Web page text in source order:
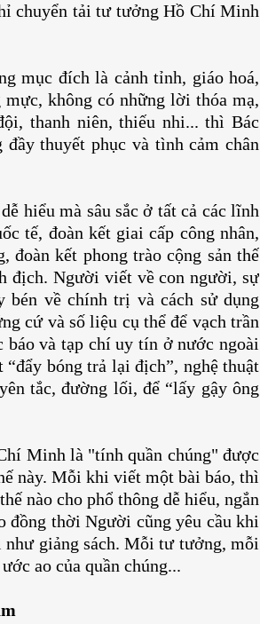
chuyển tải tư tưởng Hồ Chí Minh
mục đích là cảnh tỉnh, giáo hoá,
không có những lời thóa mạ,
thanh niên, thiếu nhi... thì Bác
thuyết phục và tình cảm chân
hiểu mà sâu sắc ở tất cả các lĩnh
tế, đoàn kết giai cấp công nhân,
đoàn kết phong trào cộng sản thế
địch. Người viết về con người, sự
bén về chính trị và cách sử dụng
cứ và số liệu cụ thể để vạch trần
báo và tạp chí uy tín ở nước ngoài
bóng trả lại địch”, nghệ thuật
tắc, đường lối, để “lấy gậy ông
Minh là "tính quần chúng" được
này. Mỗi khi viết một bài báo, thì
nào cho phổ thông dễ hiểu, ngắn
đồng thời Người cũng yêu cầu khi
giảng sách. Mỗi tư tưởng, mỗi
ao của quần chúng...